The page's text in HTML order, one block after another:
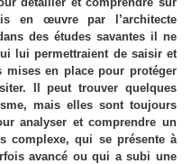
en œuvre par l’architecte
des études savantes il ne
lui permettraient de saisir et
mises en place pour protéger
Il peut trouver quelques
mais elles sont toujours
analyser et comprendre un
complexe, qui se présente à
avancé ou qui a subi une